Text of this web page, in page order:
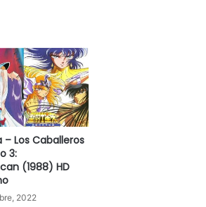
– Los Caballeros
3:
(1988) HD
2022